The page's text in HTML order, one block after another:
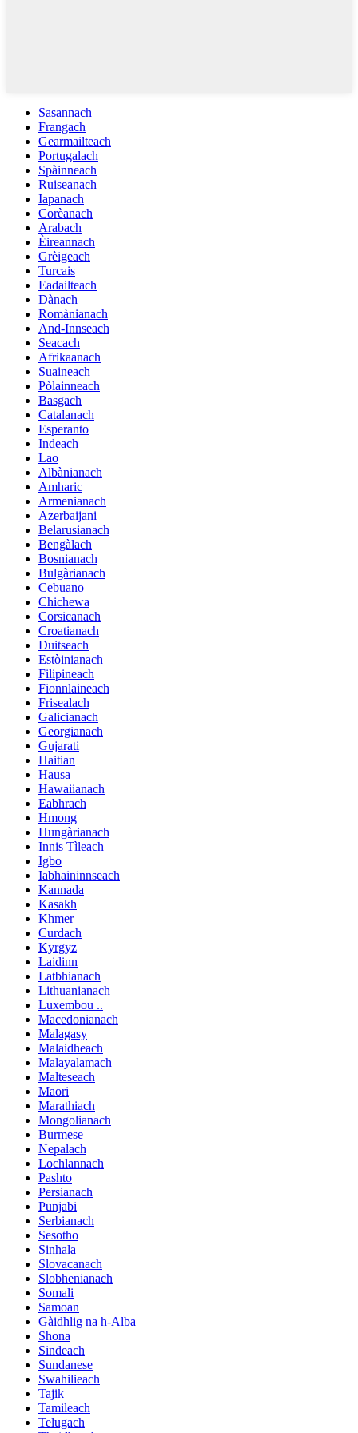
Sasannach
Frangach
Gearmailteach
Portugalach
Spàinneach
Ruiseanach
Iapanach
Corèanach
Arabach
Èireannach
Grèigeach
Turcais
Eadailteach
Dànach
Romànianach
And-Innseach
Seacach
Afrikaanach
Suaineach
Pòlainneach
Basgach
Catalanach
Esperanto
Indeach
Lao
Albànianach
Amharic
Armenianach
Azerbaijani
Belarusianach
Bengàlach
Bosnianach
Bulgàrianach
Cebuano
Chichewa
Corsicanach
Croatianach
Duitseach
Estòinianach
Filipineach
Fionnlaineach
Frisealach
Galicianach
Georgianach
Gujarati
Haitian
Hausa
Hawaiianach
Eabhrach
Hmong
Hungàrianach
Innis Tìleach
Igbo
Iabhaininnseach
Kannada
Kasakh
Khmer
Curdach
Kyrgyz
Laidinn
Latbhianach
Lithuanianach
Luxembou ..
Macedonianach
Malagasy
Malaidheach
Malayalamach
Malteseach
Maori
Marathiach
Mongolianach
Burmese
Nepalach
Lochlannach
Pashto
Persianach
Punjabi
Serbianach
Sesotho
Sinhala
Slovacanach
Slobhenianach
Somali
Samoan
Gàidhlig na h-Alba
Shona
Sindeach
Sundanese
Swahilieach
Tajik
Tamileach
Telugach